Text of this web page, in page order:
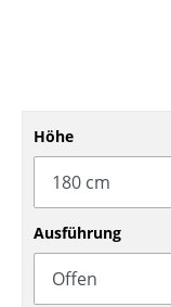
Schaukelstühle
Bürodrehstühle
Konferenzstühle
Bürosessel
Höhe
Ausführung